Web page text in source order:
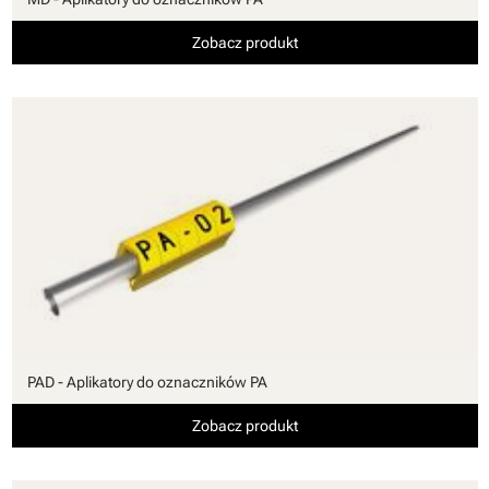
Zobacz produkt
PAD - Aplikatory do oznaczników PA
Zobacz produkt